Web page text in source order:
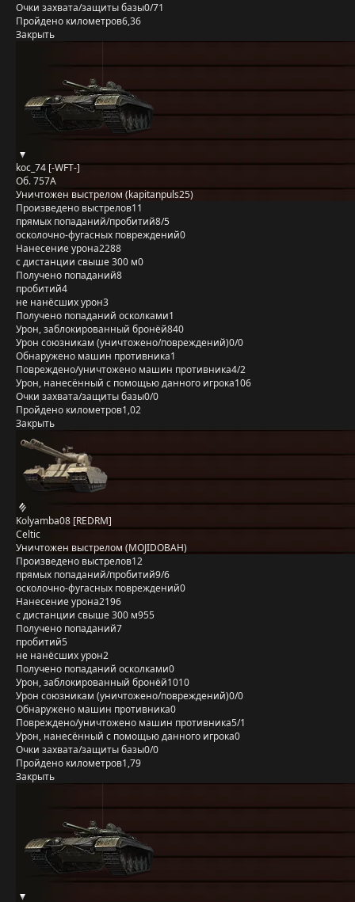
Очки захвата/защиты базы0/71
Пройдено километров6,36
Закрыть
koc_74 [-WFT-]
Об. 757А
Уничтожен выстрелом (kapitanpuls25)
Произведено выстрелов11
прямых попаданий/пробитий8/5
осколочно-фугасных повреждений0
Нанесение урона2288
с дистанции свыше 300 м0
Получено попаданий8
пробитий4
не нанёсших урон3
Получено попаданий осколками1
Урон, заблокированный бронёй840
Урон союзникам (уничтожено/повреждений)0/0
Обнаружено машин противника1
Повреждено/уничтожено машин противника4/2
Урон, нанесённый с помощью данного игрока106
Очки захвата/защиты базы0/0
Пройдено километров1,02
Закрыть
Kolyamba08 [REDRM]
Celtic
Уничтожен выстрелом (MOJIDOBAH)
Произведено выстрелов12
прямых попаданий/пробитий9/6
осколочно-фугасных повреждений0
Нанесение урона2196
с дистанции свыше 300 м955
Получено попаданий7
пробитий5
не нанёсших урон2
Получено попаданий осколками0
Урон, заблокированный бронёй1010
Урон союзникам (уничтожено/повреждений)0/0
Обнаружено машин противника0
Повреждено/уничтожено машин противника5/1
Урон, нанесённый с помощью данного игрока0
Очки захвата/защиты базы0/0
Пройдено километров1,79
Закрыть